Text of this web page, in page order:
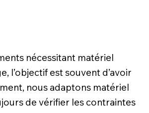
nécessitant matériel
l’objectif est souvent d’avoir
nous adaptons matériel
de vérifier les contraintes